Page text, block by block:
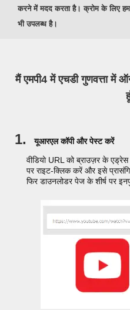
करने में मदद करता है। क्रोम के लिए
भी उपलब्ध है।
मैं एमपी4 में एचडी गुणवत्ता में
1.
यूआरएल कॉपी और पेस्ट करें
वीडियो URL को ब्राउज़र के एड्रेस
पर राइट-क्लिक करें और इसे
फिर डाउनलोडर पेज के शीर्ष पर